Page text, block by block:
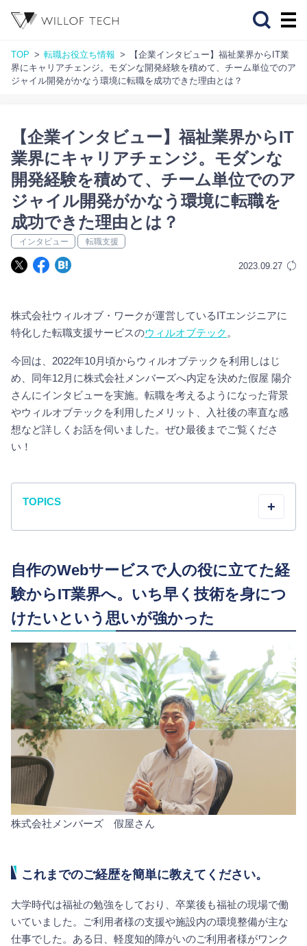
TOP 転職お役立ち情報
【企業インタビュー】福祉業界からIT業
界にキャリアチェンジ。モダンな開発経験を積めて、チーム単位でのア
ジャイル開発がかなう環境に転職を成功できた理由とは？
【企業インタビュー】福祉業界からIT
業界にキャリアチェンジ。モダンな
開発経験を積めて、チーム単位でのア
ジャイル開発がかなう環境に転職を
成功できた理由とは？
インタビュー 転職支援
2023.09.27
株式会社ウィルオブ・ワークが運営しているITエンジニアに
特化した転職支援サービスのウィルオブテック 。
今回は、2022年10月頃からウィルオブテックを利用しはじ
め、同年12月に株式会社メンバーズへ内定を決めた假屋 陽介
さんにインタビューを実施。転職を考えるようになった背景
やウィルオブテックを利用したメリット、入社後の率直な感
想など詳しくお話を伺いました。ぜひ最後までご覧くださ
い！
TOPICS +
自作のWebサービスで人の役に立てた経
験からIT業界へ。いち早く技術を身につ
けたいという思いが強かった
株式会社メンバーズ 假屋さん
これまでのご経歴を簡単に教えてください。
大学時代は福祉の勉強をしており、卒業後も福祉の現場で働
いていました。ご利用者様の支援や施設内の環境整備が主な
仕事でした。ある日、軽度知的障がいのご利用者様がワンク